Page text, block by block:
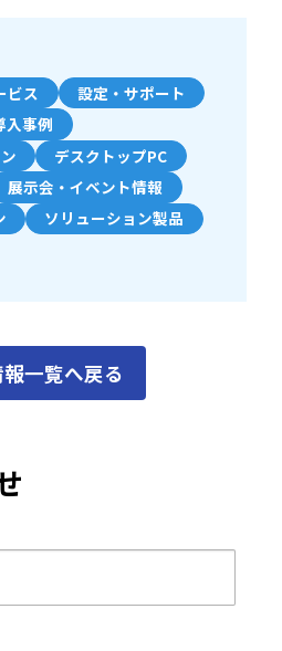
ビス
設定・サポート
入事例
デスクトップPC
展示会・イベント情報
ソリューション製品
一覧へ戻る